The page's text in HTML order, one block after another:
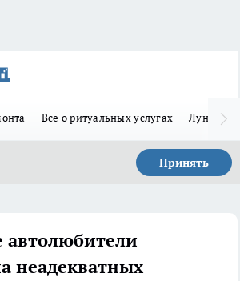
Все о ритуальных услугах Лунно-
Принять
автолюбители
неадекватных